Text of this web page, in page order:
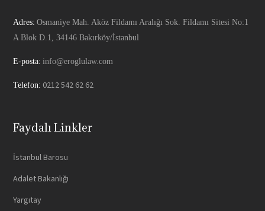
Adres: Osmaniye Mah. Aköz Fildamı Aralığı Sok. Fildamı Sitesi No:1
A Blok D.1, 34146 Bakırköy/İstanbul
E-posta: info@eroglulaw.com
Telefon: 0212 542 62 62
Faydalı Linkler
İstanbul Barosu
Adalet Bakanlığı
Yargıtay